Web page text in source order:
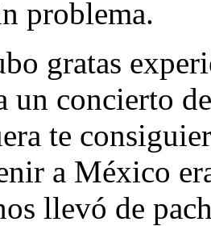
problema.
gratas
concierto
te
a México
llevó de